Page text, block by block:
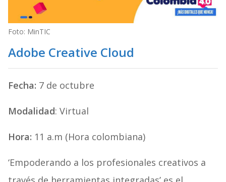
Foto: MinTIC
Adobe Creative Cloud
Fecha: 7 de octubre
Modalidad: Virtual
Hora: 11 a.m (Hora colombiana)
‘Empoderando a los profesionales creativos a